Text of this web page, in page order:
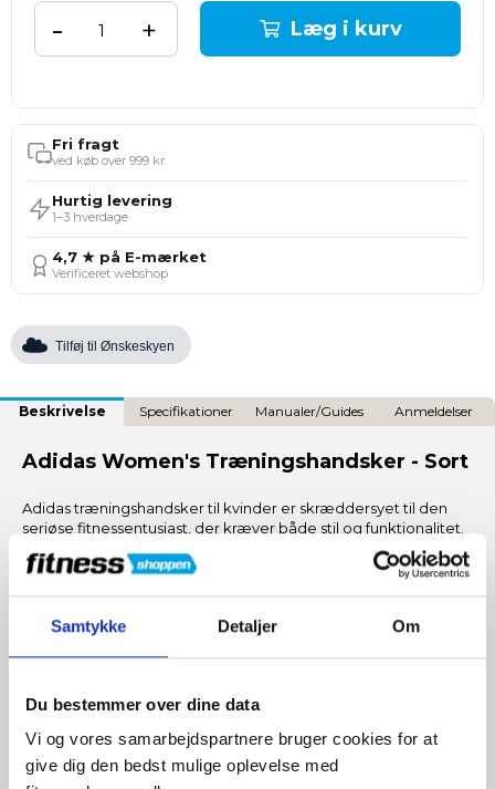
Samtykke Detaljer Om
Du bestemmer over dine data
Vi og vores samarbejdspartnere bruger cookies for at
give dig den bedst mulige oplevelse med
+
- Læg i kurv
Fri fragt
ved køb over 999 kr.
Hurtig levering
1–3 hverdage
4,7 ★ på E-mærket
Verificeret webshop
Tilføj til Ønskeskyen
Beskrivelse Specifikationer Manualer/Guides Anmeldelser
Adidas Women's Træningshandsker - Sort
Adidas træningshandsker til kvinder er skræddersyet til den
seriøse fitnessentusiast, der kræver både stil og funktionalitet.
Med en unik kombination af åndbare materialer og
ergonomisk design, sikrer disse handsker maksimal komfort
🌬️ Åndbar Materialekonstruktion: Sikrer optimal luftcirkulation,
👌 Elastiske Stropper og Velcrolukning: Giver en sikker og
under intens aktivitet.